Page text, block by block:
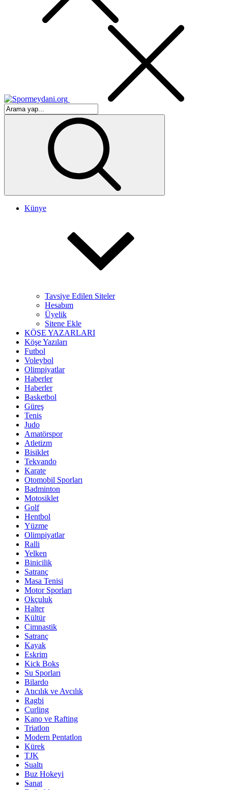
Künye
Tavsiye Edilen Siteler
Hesabım
Üyelik
Sitene Ekle
KÖŞE YAZARLARI
Köşe Yazıları
Futbol
Voleybol
Olimpiyatlar
Haberler
Haberler
Basketbol
Güreş
Tenis
Judo
Amatörspor
Atletizm
Bisiklet
Tekvando
Karate
Otomobil Sporları
Badminton
Motosiklet
Golf
Hentbol
Yüzme
Olimpiyatlar
Ralli
Yelken
Binicilik
Satranç
Masa Tenisi
Motor Sporları
Okçuluk
Halter
Kültür
Cimnastik
Satranç
Kayak
Eskrim
Kick Boks
Su Sporları
Bilardo
Atıcılık ve Avcılık
Ragbi
Curling
Kano ve Rafting
Triatlon
Modern Pentatlon
Kürek
TJK
Sualtı
Buz Hokeyi
Sanat